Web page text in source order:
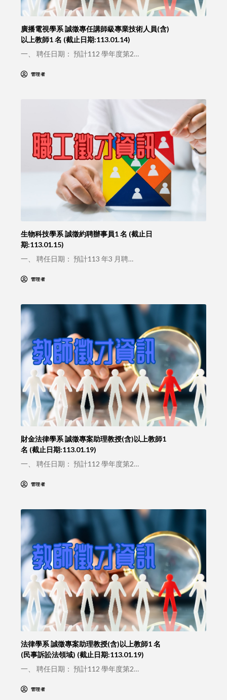
廣播電視學系 誠徵專任講師級專業技術人員(含)
以上教師1 名 (截止日期:113.01.14)
一、 聘任日期： 預計112 學年度第2…
管理者
生物科技學系 誠徵約聘辦事員1 名 (截止日
期:113.01.15)
一、 聘任日期： 預計113 年3 月聘…
管理者
財金法律學系 誠徵專案助理教授(含)以上教師1
名 (截止日期:113.01.19)
一、 聘任日期： 預計112 學年度第2…
管理者
法律學系 誠徵專案助理教授(含)以上教師1 名
(民事訴訟法領域) (截止日期:113.01.19)
一、 聘任日期： 預計112 學年度第2…
管理者